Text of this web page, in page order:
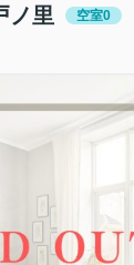
ノ里 空室0